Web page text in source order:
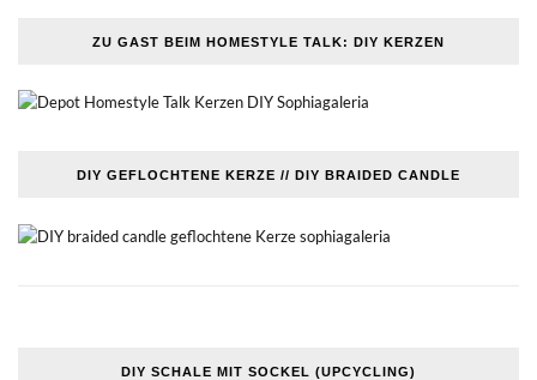
ZU GAST BEIM HOMESTYLE TALK: DIY KERZEN
DIY GEFLOCHTENE KERZE // DIY BRAIDED CANDLE
DIY SCHALE MIT SOCKEL (UPCYCLING)